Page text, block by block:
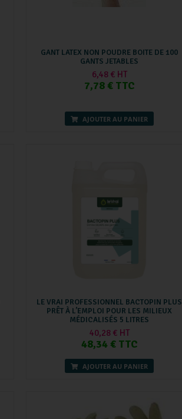
GANT LATEX NON POUDRE BOITE DE 100
GANTS JETABLES
6,48 € HT
7,78 € TTC
AJOUTER AU PANIER
LE VRAI PROFESSIONNEL BACTOPIN PLUS
PRÊT À L’EMPLOI POUR LES MILIEUX
MÉDICALISÉS 5 LITRES
40,28 € HT
48,34 € TTC
AJOUTER AU PANIER